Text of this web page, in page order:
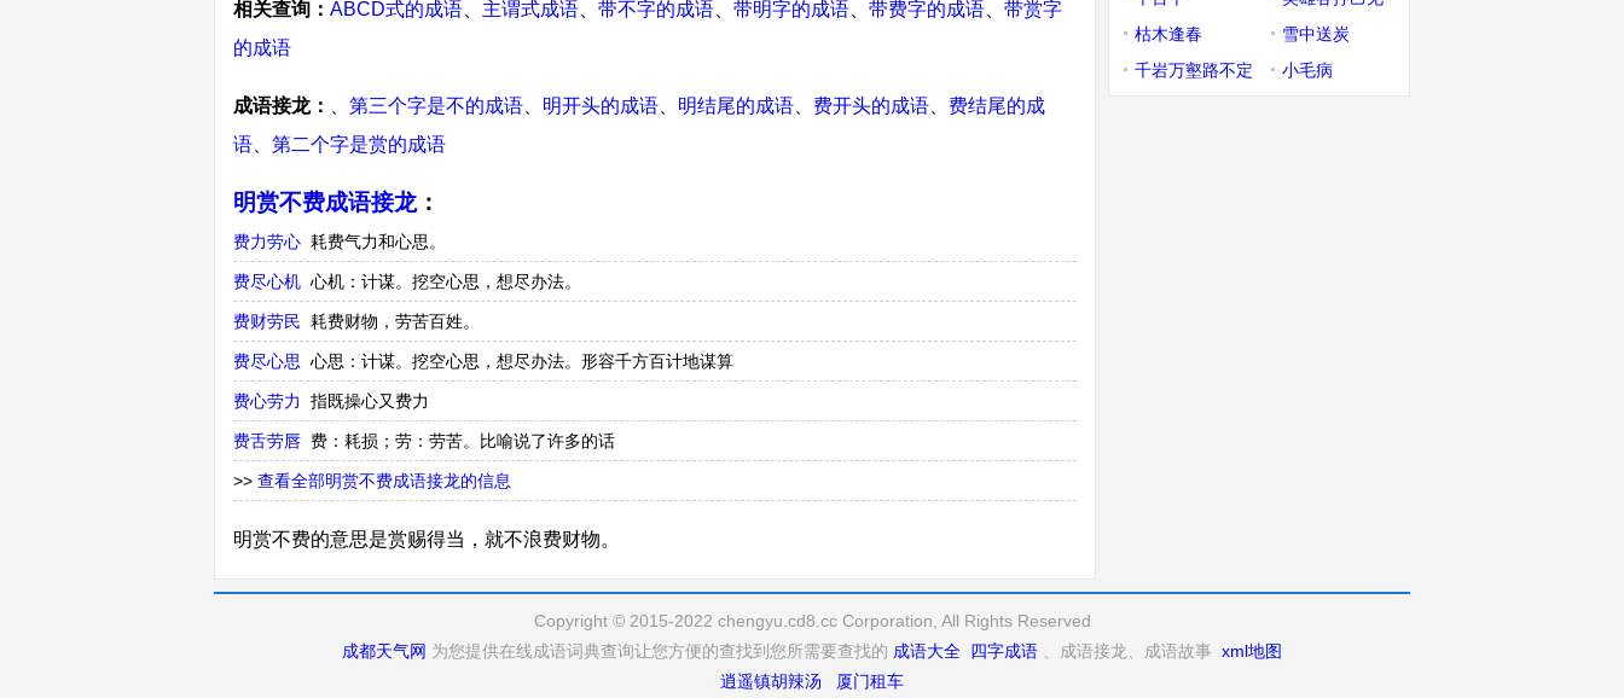
相关查询： ABCD式的成语 主谓式成语 带不字的成语 带明字的成语 带费字的成语
带赏字
的成语
成语接龙： 第三个字是不的成语 明开头的成语 明结尾的成语 费开头的成语
费结尾的成
语
第二个字是赏的成语
明赏不费成语接龙：
费力劳心 耗费气力和心思。
费尽心机 心机：计谋。挖空心思，想尽办法。
费财劳民 耗费财物，劳苦百姓。
费尽心思 心思：计谋。挖空心思，想尽办法。形容千方百计地谋算
费心劳力 指既操心又费力
费舌劳唇 费：耗损；劳：劳苦。比喻说了许多的话
>> 查看全部明赏不费成语接龙的信息
明赏不费的意思是赏赐得当，就不浪费财物。
枯木逢春
雪中送炭
千岩万壑路不定
小毛病
Copyright © 2015-2022 chengyu.cd8.cc Corporation, All Rights Reserved
成都天气网 为您提供在线成语词典查询让您方便的查找到您所需要查找的 成语大全 四字成语 、成语接龙、成语故事 xml地图
逍遥镇胡辣汤
厦门租车